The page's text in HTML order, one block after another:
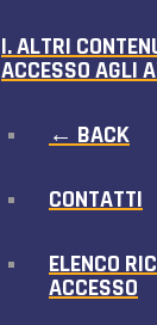
I. ALTRI
ACCESSO AGLI
← BACK
CONTATTI
ELENCO
ACCESSO